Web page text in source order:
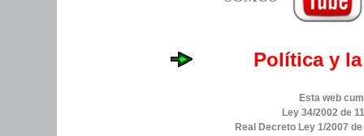
Política y
Esta web
Ley 34/2002 de
Real Decreto Ley 1/2007